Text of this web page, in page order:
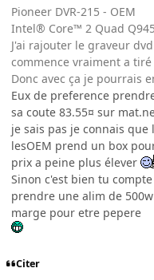
Pioneer DVR-215 - OEM
Intel® Core™ 2 Quad
J'ai rajouter le graveur
commence vraiment a
Donc avec ça je pourrais
Eux de preference
sa coute 83.55¤ sur
je sais pas je connais que
lesOEM prend un box
prix a peine plus élever
Sinon c'est bien tu
prendre une alim de
marge pour etre pepere
Citer